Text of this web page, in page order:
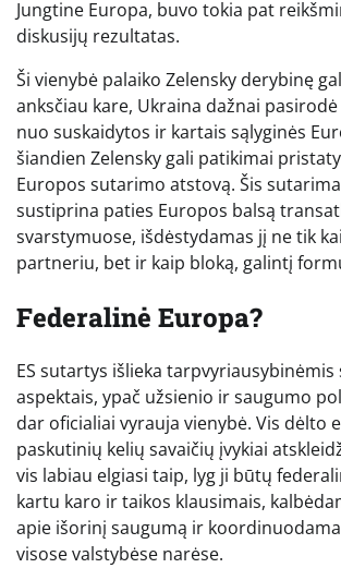
Jungtine Europa, buvo tokia pat
diskusijų rezultatas.
Ši vienybė palaiko Zelensky derybinę
anksčiau kare, Ukraina dažnai
nuo suskaidytos ir kartais sąlyginės
šiandien Zelensky gali patikimai
Europos sutarimo atstovą. Šis
sustiprina paties Europos balsą
svarstymuose, išdėstydamas jį ne tik
partneriu, bet ir kaip bloką, galintį
Federalinė Europa?
ES sutartys išlieka tarpvyriausybinėmis
aspektais, ypač užsienio ir saugumo
dar oficialiai vyrauja vienybė. Vis dėlto
paskutinių kelių savaičių įvykiai
vis labiau elgiasi taip, lyg ji būtų
kartu karo ir taikos klausimais,
apie išorinį saugumą ir
visose valstybėse narėse.